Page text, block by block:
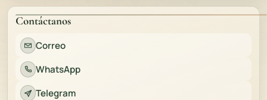
Contáctanos
Correo
WhatsApp
Telegram